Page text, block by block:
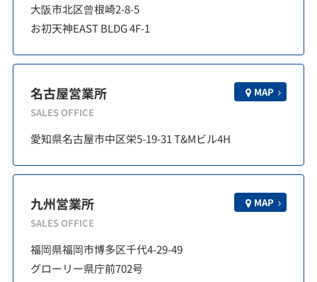
大阪市北区曾根崎2-8-5
お初天神EAST BLDG 4F-1
名古屋営業所
SALES OFFICE
MAP
愛知県名古屋市中区栄5-19-31 T&Mビル4H
九州営業所
SALES OFFICE
MAP
福岡県福岡市博多区千代4-29-49
グローリー県庁前702号